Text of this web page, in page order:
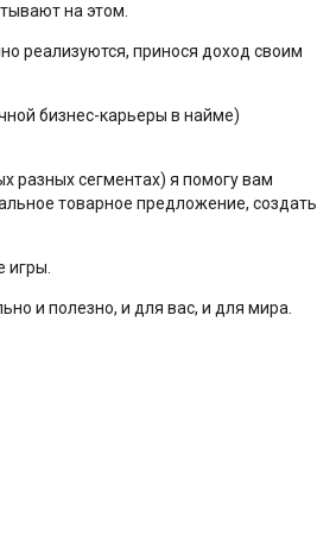
на этом.
реализуются, принося доход своим
бизнес-карьеры в найме)
разных сегментах) я помогу вам
товарное предложение, создать
игры.
и полезно, и для вас, и для мира.